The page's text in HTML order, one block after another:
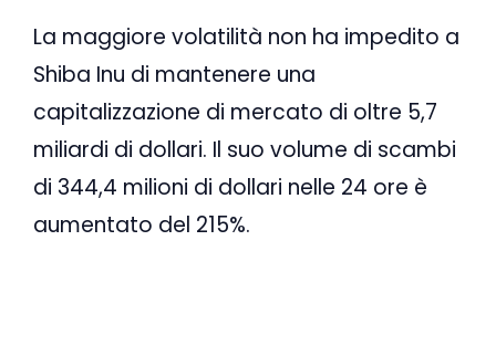
La maggiore volatilità non ha impedito a
Shiba Inu di mantenere una
capitalizzazione di mercato di oltre 5,7
miliardi di dollari. Il suo volume di scambi
di 344,4 milioni di dollari nelle 24 ore è
aumentato del 215%.